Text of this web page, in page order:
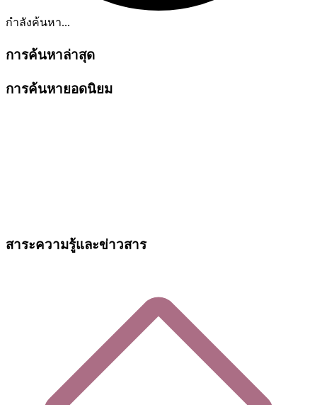
กำลังค้นหา...
การค้นหาล่าสุด
การค้นหายอดนิยม
สาระความรู้และข่าวสาร